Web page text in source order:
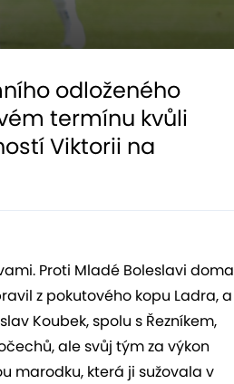
odloženého
termínu kvůli
Viktorii na
Proti Mladé Boleslavi doma
z pokutového kopu Ladra, a
Koubek, spolu s Řezníkem,
ale svůj tým za výkon
marodku, která ji sužovala v